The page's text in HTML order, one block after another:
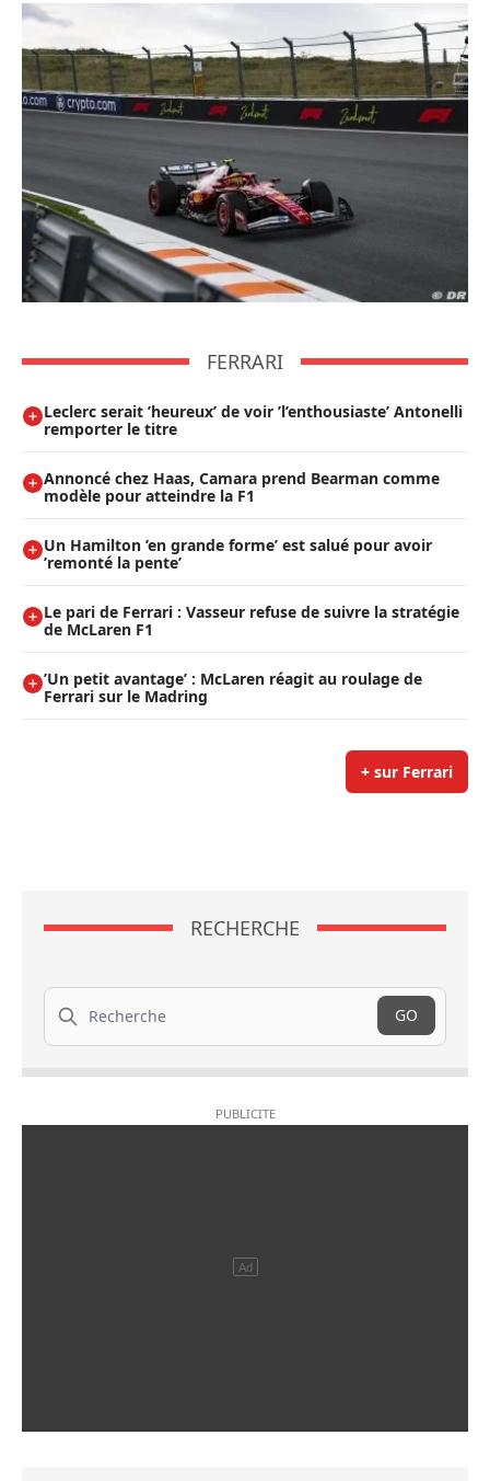
FERRARI
Leclerc serait ’heureux’ de voir ’l’enthousiaste’ Antonelli
remporter le titre
Annoncé chez Haas, Camara prend Bearman comme
modèle pour atteindre la F1
Un Hamilton ’en grande forme’ est salué pour avoir
’remonté la pente’
Le pari de Ferrari : Vasseur refuse de suivre la stratégie
de McLaren F1
’Un petit avantage’ : McLaren réagit au roulage de
Ferrari sur le Madring
+ sur Ferrari
RECHERCHE
Recherche
GO